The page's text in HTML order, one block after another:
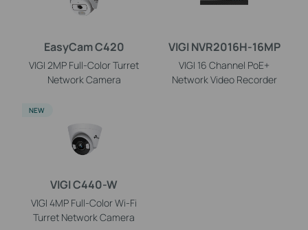
EasyCam C420
VIGI 2MP Full-Color Turret
Network Camera
VIGI NVR2016H-16MP
VIGI 16 Channel PoE+
Network Video Recorder
VIGI C440-W
VIGI 4MP Full-Color Wi-Fi
Turret Network Camera
NEW